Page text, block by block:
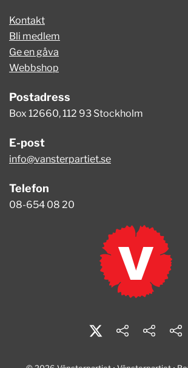
Kontakt
Bli medlem
Ge en gåva
Webbshop
Postadress
Box 12660, 112 93 Stockholm
E-post
info@vansterpartiet.se
Telefon
08-654 08 20